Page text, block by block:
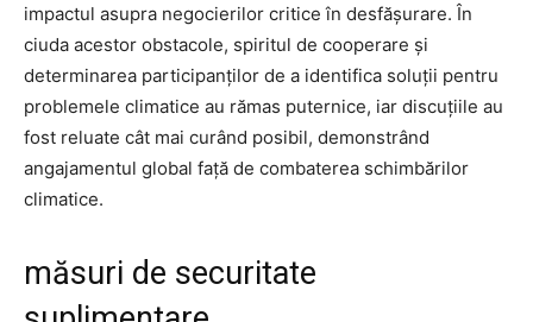
impactul asupra negocierilor critice în desfășurare. În
ciuda acestor obstacole, spiritul de cooperare și
determinarea participanților de a identifica soluții pentru
problemele climatice au rămas puternice, iar discuțiile au
fost reluate cât mai curând posibil, demonstrând
angajamentul global față de combaterea schimbărilor
climatice.
măsuri de securitate